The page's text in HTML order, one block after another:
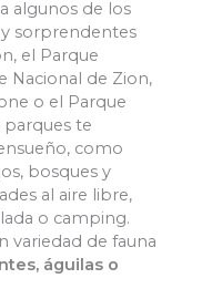
algunos de los
sorprendentes
el Parque
Nacional de Zion,
o el Parque
parques te
como
bosques y
al aire libre,
o camping.
variedad de fauna
águilas o
web
lo
posible
tu
Si
estas